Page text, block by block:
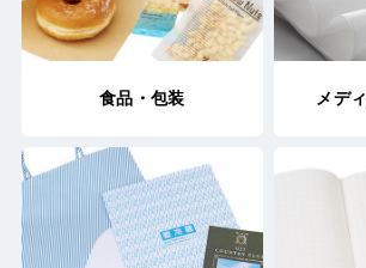
食品・包装 メデ